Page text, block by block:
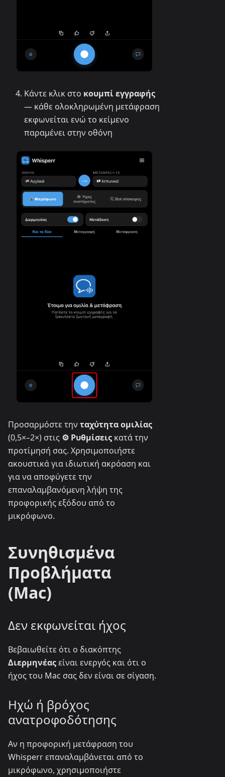
Κάντε κλικ στο κουμπί εγγραφής
— κάθε ολοκληρωμένη μετάφραση
εκφωνείται ενώ το κείμενο
παραμένει στην οθόνη
Προσαρμόστε την ταχύτητα ομιλίας
(0,5×–2×) στις ⚙ Ρυθμίσεις κατά την
προτίμησή σας. Χρησιμοποιήστε
ακουστικά για ιδιωτική ακρόαση και
για να αποφύγετε την
επαναλαμβανόμενη λήψη της
προφορικής εξόδου από το
μικρόφωνο.
Συνηθισμένα
Προβλήματα
(Mac)
Δεν εκφωνείται ήχος
Βεβαιωθείτε ότι ο διακόπτης
Διερμηνέαςείναι ενεργός και ότι ο
ήχος του Mac σας δεν είναι σε σίγαση.
Ηχώ ή βρόχος
ανατροφοδότησης
Αν η προφορική μετάφραση του
Whisperr επαναλαμβάνεται από το
μικρόφωνο, χρησιμοποιήστε